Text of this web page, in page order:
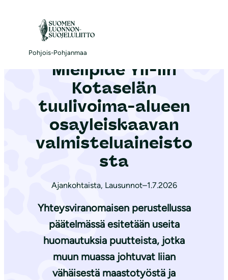
Pohjois-Pohjanmaa
Etusivu|Ajankohtaista
Mielipide Yli-Iin
Kotaselän
tuulivoima-alueen
osayleiskaavan
valmisteluaineisto
sta
Ajankohtaista, Lausunnot–1.7.2026
Yhteysviranomaisen perustellussa
päätelmässä esitetään useita
huomautuksia puutteista, jotka
muun muassa johtuvat liian
vähäisestä maastotyöstä ja